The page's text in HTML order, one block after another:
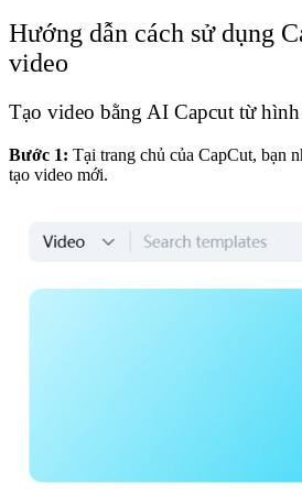
Hướng dẫn cách sử dụng
video
Tạo video bằng AI Capcut từ
Bước 1: Tại trang chủ của CapCut, bạn
tạo video mới.